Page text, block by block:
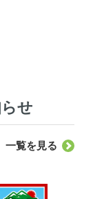
せ
一覧を見る